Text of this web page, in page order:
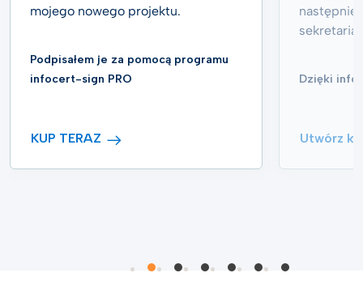
mojego nowego projektu.
Podpisałem je za pomocą programu
infocert-sign PRO
KUP TERAZ
następnie
Dzięki
Utwórz